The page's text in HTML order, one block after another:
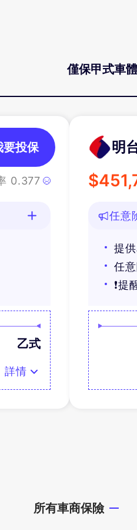
僅保甲式車
0.377
要投保
乙式
詳情
明
$
任意
提
任
❗
所有車商保險